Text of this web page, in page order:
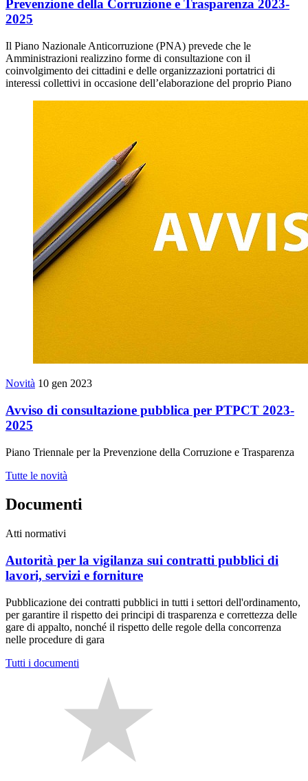
Prevenzione della Corruzione e Trasparenza 2023-
2025
Il Piano Nazionale Anticorruzione (PNA) prevede che le
Amministrazioni realizzino forme di consultazione con il
coinvolgimento dei cittadini e delle organizzazioni portatrici di
interessi collettivi in occasione dell’elaborazione del proprio Piano
Novità 10 gen 2023
Avviso di consultazione pubblica per PTPCT 2023-
2025
Piano Triennale per la Prevenzione della Corruzione e Trasparenza
Tutte le novità
Documenti
Atti normativi
Autorità per la vigilanza sui contratti pubblici di
lavori, servizi e forniture
Pubblicazione dei contratti pubblici in tutti i settori dell'ordinamento,
per garantire il rispetto dei principi di trasparenza e correttezza delle
gare di appalto, nonché il rispetto delle regole della concorrenza
nelle procedure di gara
Tutti i documenti